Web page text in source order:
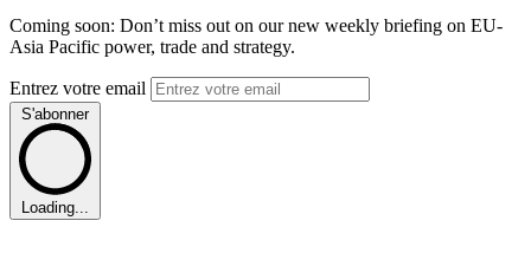
Coming soon: Don’t miss out on our new weekly briefing on EU-
Asia Pacific power, trade and strategy.
Entrez votre email
S'abonner
Loading...